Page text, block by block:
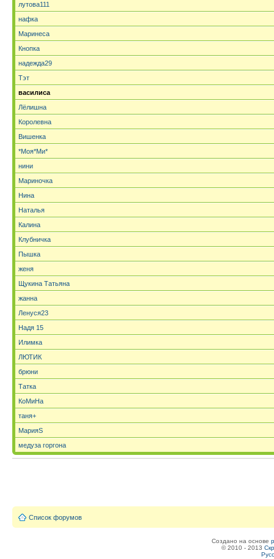
лутова111
нафка
Маринеса
Кнопка
надежда29
Тэт
василиса
Лёлишна
Королевна
Вишенка
*Моя*Ми*
нини
Мариночка
Нина
Наталья
Калина
Клубничка
Пышка
женя
Щукина Татьяна
жанна
Ленуся23
Надя 15
Илимка
ЛЮТИК
брюни
Татка
КоМиНа
таня+
МарияS
медуза горгона
Список форумов
Создано на основе
© 2010 - 2013